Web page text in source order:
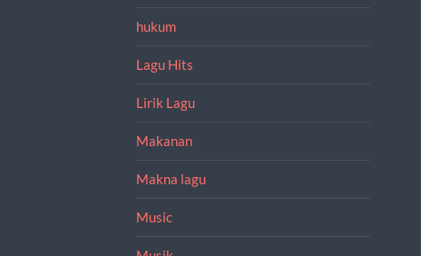
hukum
Lagu Hits
Lirik Lagu
Makanan
Makna lagu
Music